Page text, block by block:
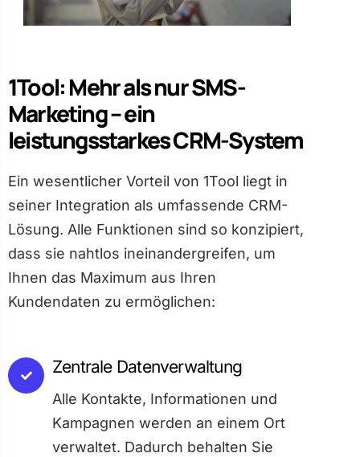
1Tool: Mehr als nur SMS-
Marketing – ein
leistungsstarkes CRM-System
Ein wesentlicher Vorteil von 1Tool liegt in
seiner Integration als umfassende CRM-
Lösung. Alle Funktionen sind so konzipiert,
dass sie nahtlos ineinandergreifen, um
Ihnen das Maximum aus Ihren
Kundendaten zu ermöglichen:
Zentrale Datenverwaltung
Alle Kontakte, Informationen und
Kampagnen werden an einem Ort
verwaltet. Dadurch behalten Sie